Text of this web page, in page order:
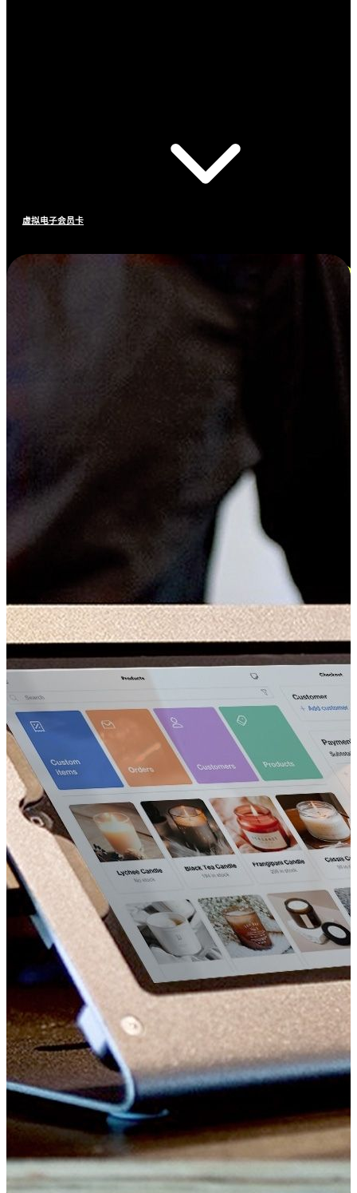
虚拟电子会员卡